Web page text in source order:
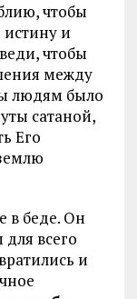
чтобы
истину и
чтобы
между
людям было
сатаной,
Его
в беде. Он
всего
и